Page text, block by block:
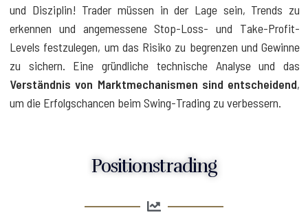
und Disziplin! Trader müssen in der Lage sein, Trends zu
erkennen und angemessene Stop-Loss- und Take-Profit-
Levels festzulegen, um das Risiko zu begrenzen und Gewinne
zu sichern. Eine gründliche technische Analyse und das
Verständnis von Marktmechanismen sind entscheidend,
um die Erfolgschancen beim Swing-Trading zu verbessern.
Positionstrading